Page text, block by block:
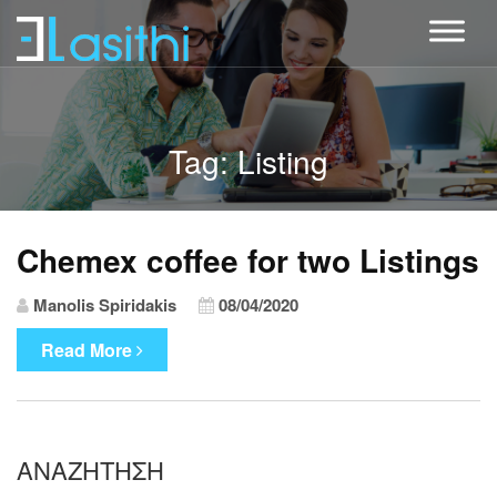
Tag: Listing
Chemex coffee for two Listings
Manolis Spiridakis 08/04/2020
Read More
ΑΝΑΖΉΤΗΣΗ